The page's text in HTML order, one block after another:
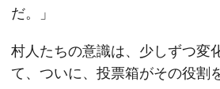
だ。」
村人たちの意識は、少しずつ変
て、ついに、投票箱がその役割